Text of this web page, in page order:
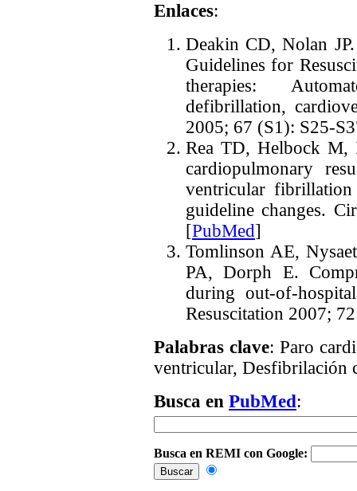
Enlaces:
Deakin CD, Nolan
Guidelines for
therapies:
defibrillation,
2005; 67 (S1): S25-
Rea TD, Helbock M,
cardiopulmonary
ventricular
guideline changes.
[PubMed]
Tomlinson AE,
PA, Dorph E.
during out-of-
Resuscitation 2007;
Palabras clave: Paro
ventricular, Desfibrilación
Busca en PubMed:
Busca en REMI con Google: